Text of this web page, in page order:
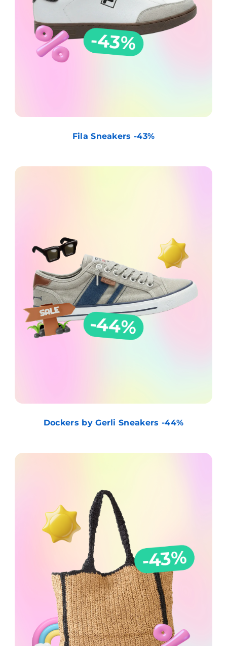
Fila Sneakers -43%
Dockers by Gerli Sneakers -44%